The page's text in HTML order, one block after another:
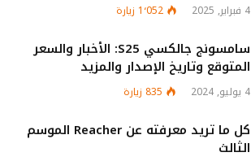
4 فبراير, 2025 1٬052 زيارة
سامسونج جالكسي S25: الأخبار والسعر
المتوقع وتاريخ الإصدار والمزيد
4 يوليو, 2024 835 زيارة
كل ما تريد معرفته عن Reacher الموسم
الثالث